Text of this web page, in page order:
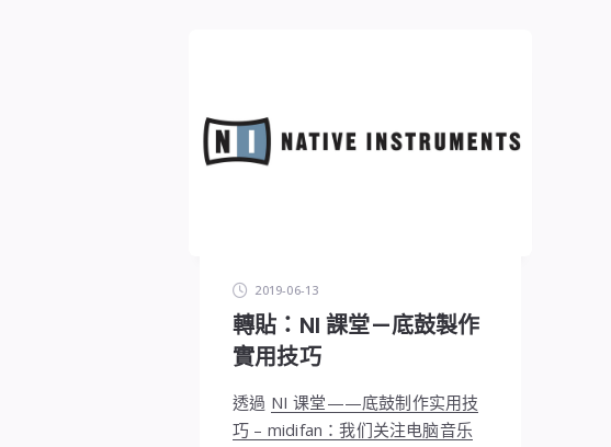
2019-06-13
轉貼：NI 課堂—底鼓製作
實用技巧
透過 NI 课堂——底鼓制作实用技
巧 – midifan：我们关注电脑音乐